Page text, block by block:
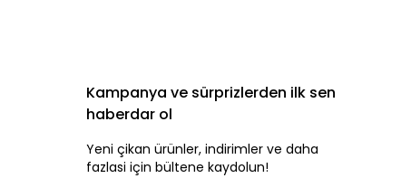
Kampanya ve sürprizlerden ilk sen
haberdar ol
Yeni çikan ürünler, indirimler ve daha
fazlasi için bültene kaydolun!